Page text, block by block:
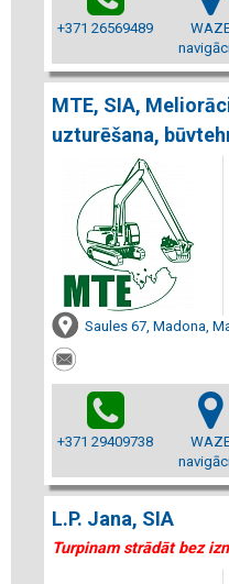
+371 26569489
MTE, SIA,
uzturēšana,
Saules 67, Madona,
+371 29409738
L.P. Jana, SIA
Turpinam strādāt bez